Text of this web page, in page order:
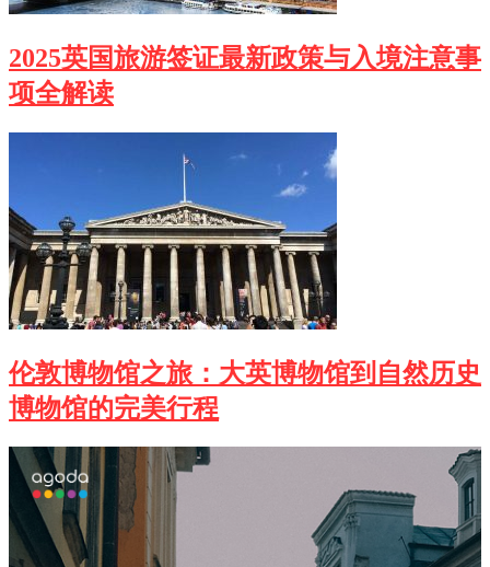
2025英国旅游签证最新政策与入境注意事
项全解读
伦敦博物馆之旅：大英博物馆到自然历史
博物馆的完美行程